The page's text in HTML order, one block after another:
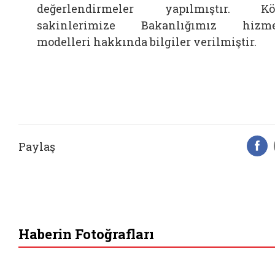
değerlendirmeler yapılmıştır.
sakinlerimize Bakanlığımız
modelleri hakkında bilgiler verilmiştir.
Paylaş
Haberin Fotoğrafları